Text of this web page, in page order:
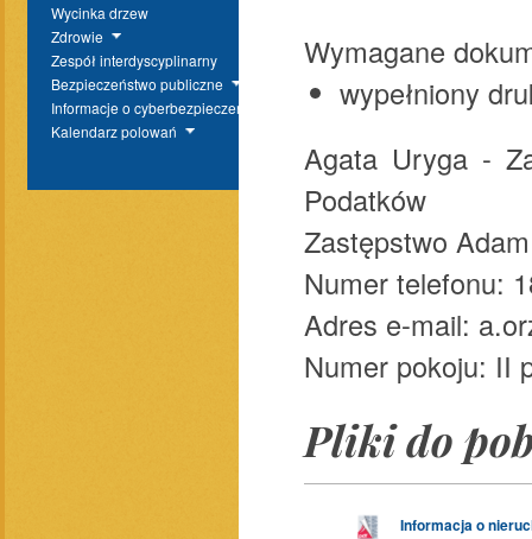
Wycinka drzew
Zdrowie
Zespół interdyscyplinarny
Bezpieczeństwo publiczne
Informacje o cyberbezpieczeństwie
Kalendarz polowań
Wymagane
wypełniony
Agata Uryga -
Podatków
Zastępstwo
Numer telefonu:
Adres e-mail:
Numer pokoju: II
Pliki do
Informacja o